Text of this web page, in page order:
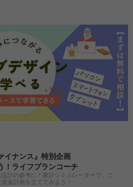
イナンス』特別企画
！ライフプランコーチ
設計の参考に！家計シミュレーターで、ご
金計画を立ててみよう！